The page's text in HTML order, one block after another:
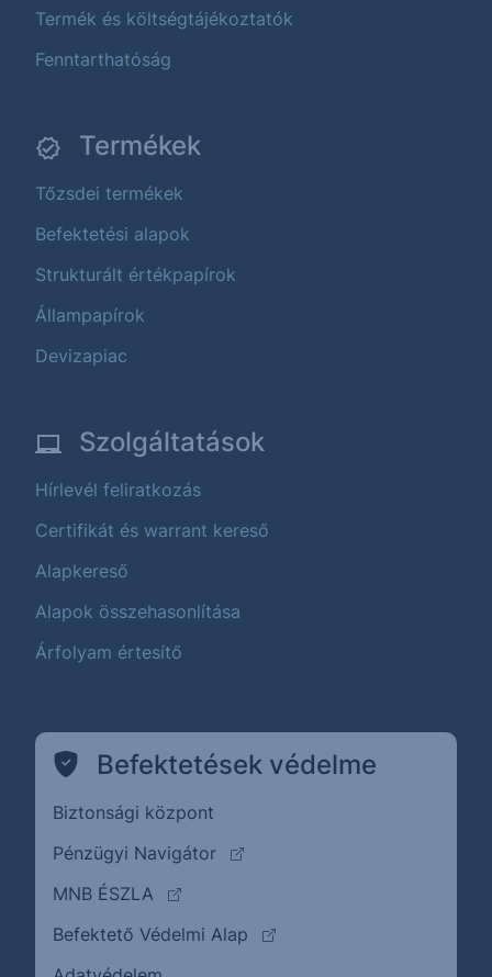
Termék és költségtájékoztatók
Fenntarthatóság
Termékek
Tőzsdei termékek
Befektetési alapok
Strukturált értékpapírok
Állampapírok
Devizapiac
Szolgáltatások
Hírlevél feliratkozás
Certifikát és warrant kereső
Alapkereső
Alapok összehasonlítása
Árfolyam értesítő
Befektetések védelme
Biztonsági központ
Pénzügyi Navigátor
(külső oldalra ugrik)
MNB ÉSZLA
(külső oldalra ugrik)
Befektető Védelmi Alap
(külső oldalra ugrik)